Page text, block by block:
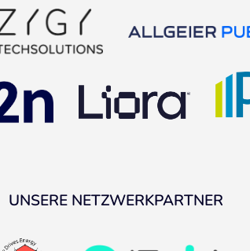
UNSERE NETZWERKPARTNER